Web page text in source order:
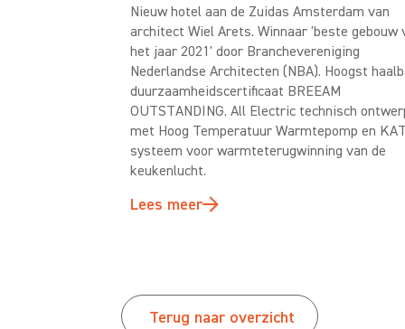
Nieuw hotel aan de Zuidas Amsterdam van
architect Wiel Arets. Winnaar 'beste gebouw
het jaar 2021' door Branchevereniging
Nederlandse Architecten (NBA). Hoogst
duurzaamheidscertificaat BREEAM
OUTSTANDING. All Electric technisch
met Hoog Temperatuur Warmtepomp en
systeem voor warmteterugwinning van de
keukenlucht.
Lees meer
Terug naar overzicht